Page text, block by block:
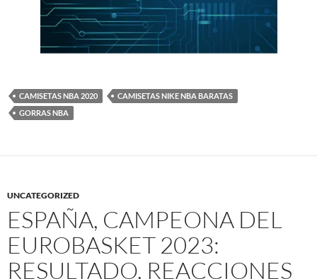
CAMISETAS NBA 2020
CAMISETAS NIKE NBA BARATAS
GORRAS NBA
UNCATEGORIZED
ESPAÑA, CAMPEONA DEL
EUROBASKET 2023:
RESULTADO, REACCIONES